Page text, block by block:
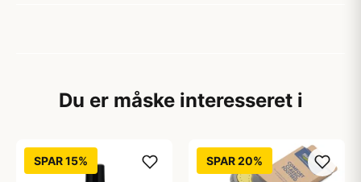
Du er måske interesseret i
SPAR 15% SPAR 20%